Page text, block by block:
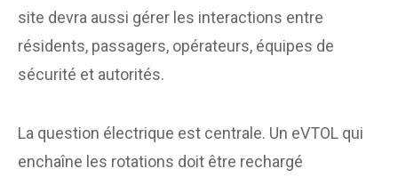
site devra aussi gérer les interactions entre
résidents, passagers, opérateurs, équipes de
sécurité et autorités.
La question électrique est centrale. Un eVTOL qui
enchaîne les rotations doit être rechargé